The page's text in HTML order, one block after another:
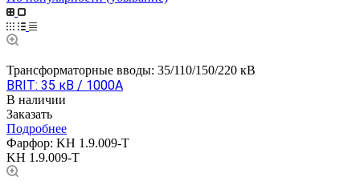
Трансформаторные вводы: 35/110/150/220 кВ
BRIT: 35 кВ / 1000А
В наличии
Заказать
Подробнее
Фарфор: KH 1.9.009-T
KH 1.9.009-T